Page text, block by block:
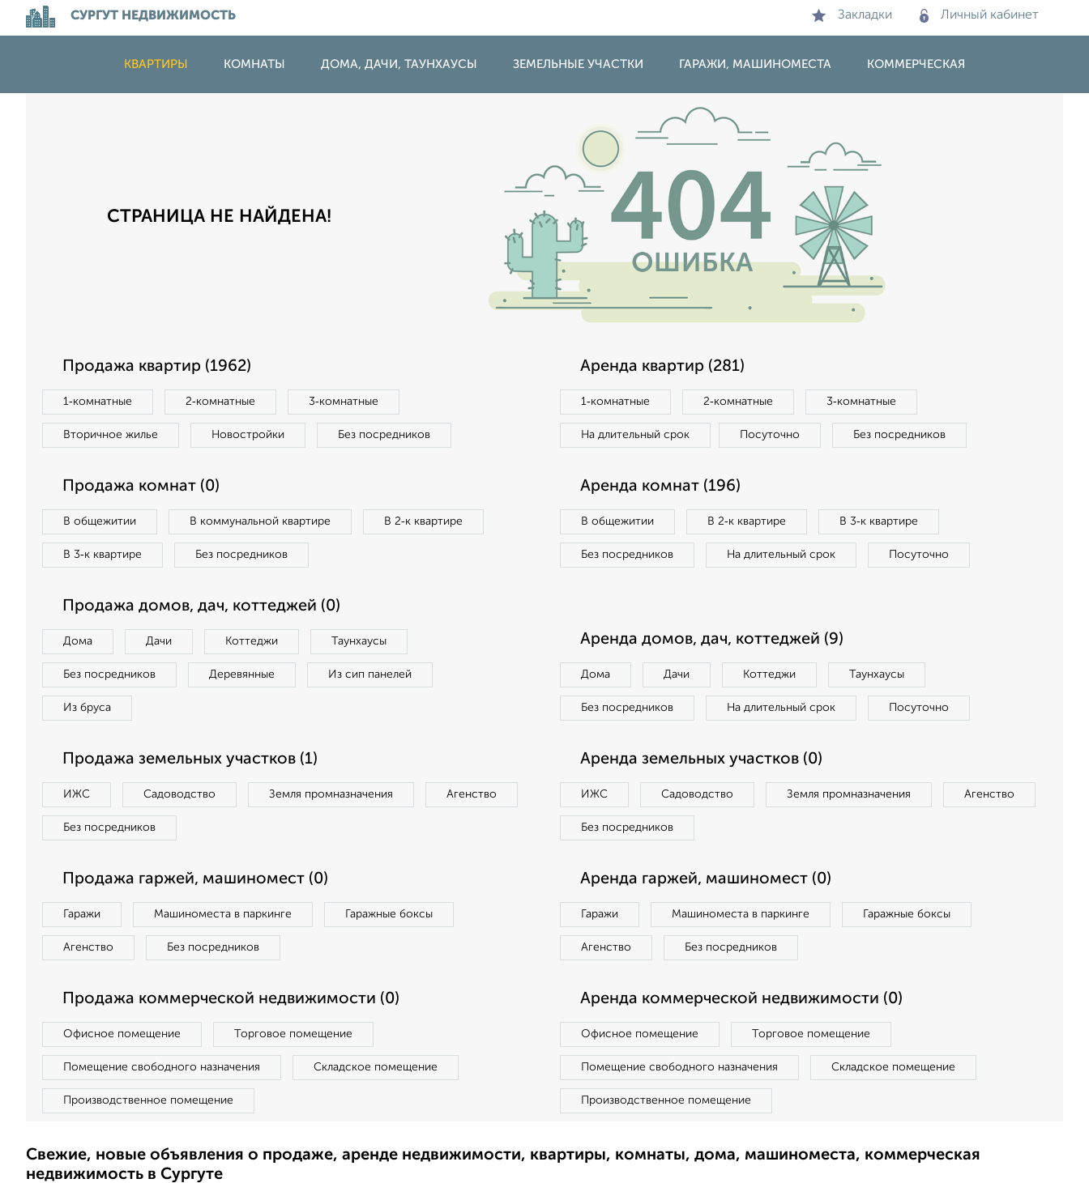
СУРГУТ НЕДВИЖИМОСТЬ Закладки Личный кабинет
КВАРТИРЫ КОМНАТЫ ДОМА, ДАЧИ, ТАУНХАУСЫ ЗЕМЕЛЬНЫЕ УЧАСТКИ ГАРАЖИ, МАШИНОМЕСТА КОММЕРЧЕСКАЯ
СТРАНИЦА НЕ НАЙДЕНА!
Продажа квартир (1962)
1‑комнатные 2‑комнатные 3‑комнатные
Вторичное жилье Новостройки Без посредников
Аренда квартир (281)
1‑комнатные 2‑комнатные 3‑комнатные
На длительный срок Посуточно Без посредников
Продажа комнат (0)
В общежитии В коммунальной квартире В 2‑к квартире
В 3‑к квартире Без посредников
Аренда комнат (196)
В общежитии В 2‑к квартире В 3‑к квартире
Без посредников На длительный срок Посуточно
Продажа домов, дач, коттеджей (0)
Дома Дачи Коттеджи Таунхаусы
Без посредников Деревянные Из сип панелей
Из бруса
Аренда домов, дач, коттеджей (9)
Дома Дачи Коттеджи Таунхаусы
Без посредников На длительный срок Посуточно
Продажа земельных участков (1)
ИЖС Садоводство Земля промназначения Агенство
Без посредников
Аренда земельных участков (0)
ИЖС Садоводство Земля промназначения Агенство
Без посредников
Продажа гаржей, машиномест (0)
Гаражи Машиноместа в паркинге Гаражные боксы
Агенство Без посредников
Аренда гаржей, машиномест (0)
Гаражи Машиноместа в паркинге Гаражные боксы
Агенство Без посредников
Продажа коммерческой недвижимости (0)
Офисное помещение Торговое помещение
Помещение свободного назначения Складское помещение
Производственное помещение
Аренда коммерческой недвижимости (0)
Офисное помещение Торговое помещение
Помещение свободного назначения Складское помещение
Производственное помещение
Свежие, новые объявления о продаже, аренде недвижимости, квартиры, комнаты, дома, машиноместа, коммерческая
недвижимость в Сургуте